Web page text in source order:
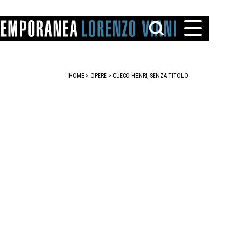
HOME > OPERE > CUECO HENRI, SENZA TITOLO